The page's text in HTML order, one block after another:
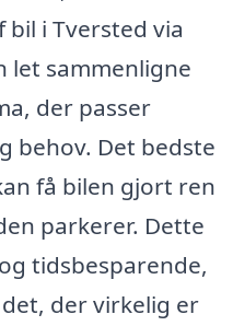
i Tversted via
let sammenligne
der passer
behov. Det bedste
få bilen gjort ren
parkerer. Dette
tidsbesparende,
der virkelig er